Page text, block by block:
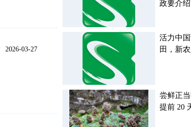
2026-03-27
政要介绍
活力中
田，新
尝鲜正
提前 20